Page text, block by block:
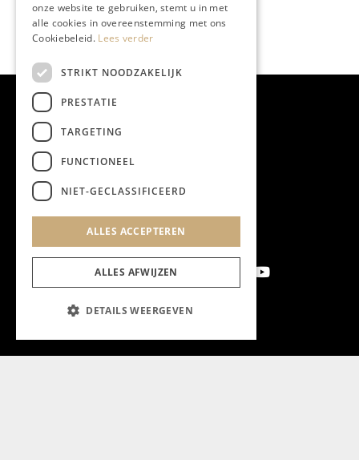
onze website te gebruiken, stemt u in met
alle cookies in overeenstemming met ons
Cookiebeleid. Lees verder
STRIKT NOODZAKELIJK
PRESTATIE
TARGETING
FUNCTIONEEL
NIET-GECLASSIFICEERD
ALLES ACCEPTEREN
ALLES AFWIJZEN
DETAILS WEERGEVEN